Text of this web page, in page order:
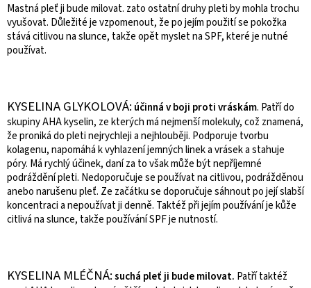
Mastná pleť ji bude milovat. zato ostatní druhy pleti by mohla trochu
vyušovat. Důležité je vzpomenout, že po jejím použití se pokožka
stává citlivou na slunce, takže opět myslet na SPF, které je nutné
používat.
KYSELINA GLYKOLOVÁ: účinnáv boji proti vráskám. Patří do
skupiny AHA kyselin, ze kterých má nejmenší molekuly, což znamená,
že proniká do pleti nejrychleji a nejhlouběji. Podporuje tvorbu
kolagenu, napomáhá k vyhlazení jemných linek a vrásek a stahuje
póry. Má rychlý účinek, daní za to však může být nepříjemné
podráždění pleti. Nedoporučuje se používat na citlivou, podrážděnou
anebo narušenu pleť. Ze začátku se doporučuje sáhnout po její slabší
koncentraci a nepoužívat ji denně. Taktéž při jejím používání je kůže
citlivá na slunce, takže používání SPF je nutností.
KYSELINA MLÉČNÁ:suchá pleť ji bude milovat. Patří taktéž